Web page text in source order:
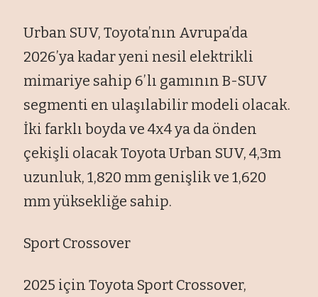
Urban SUV, Toyota’nın Avrupa’da
2026’ya kadar yeni nesil elektrikli
mimariye sahip 6’lı gamının B-SUV
segmenti en ulaşılabilir modeli olacak.
İki farklı boyda ve 4x4 ya da önden
çekişli olacak Toyota Urban SUV, 4,3m
uzunluk, 1,820 mm genişlik ve 1,620
mm yüksekliğe sahip.
Sport Crossover
2025 için Toyota Sport Crossover,